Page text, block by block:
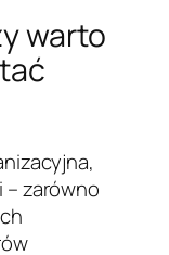
warto
zarówno